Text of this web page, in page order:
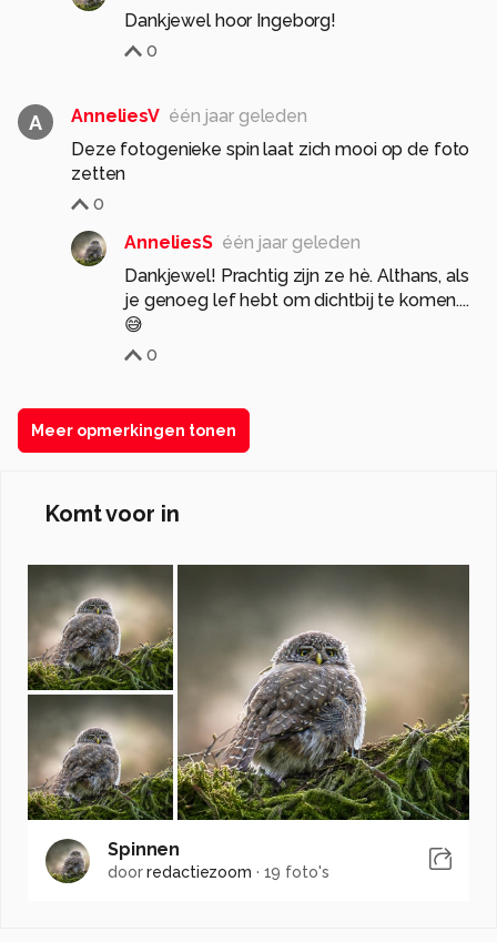
Dankjewel hoor Ingeborg!
0
A AnneliesV één jaar geleden
Deze fotogenieke spin laat zich mooi op de foto
zetten
0
AnneliesS één jaar geleden
Dankjewel! Prachtig zijn ze hè. Althans, als
je genoeg lef hebt om dichtbij te komen....
😅
0
Meer opmerkingen tonen
Komt voor in
Spinnen
doorredactiezoom · 19 foto's